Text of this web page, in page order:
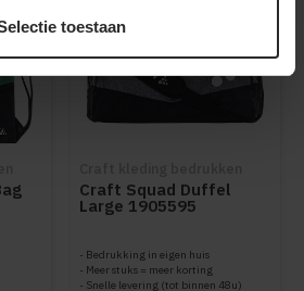
toestaan
Craft Squad Duffel
Large 1905595
Bedrukking in eigen huis
Meer stuks = meer korting
Snelle levering (tot binnen 48u)